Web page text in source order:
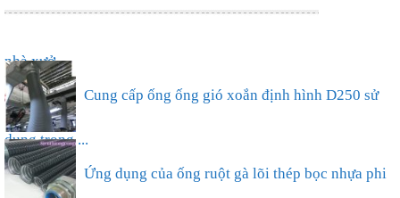
nhà xưở...